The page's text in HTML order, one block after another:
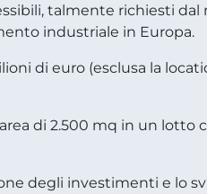
talmente richiesti dal
industriale in Europa.
di euro (esclusa la
di 2.500 mq in un
degli investimenti e lo